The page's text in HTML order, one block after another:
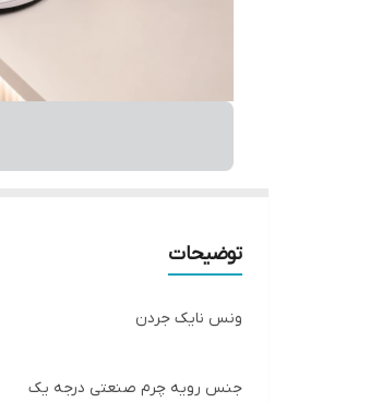
توضیحات
ونس نایک جردن
جنس رویه چرم صنعتی درجه یک